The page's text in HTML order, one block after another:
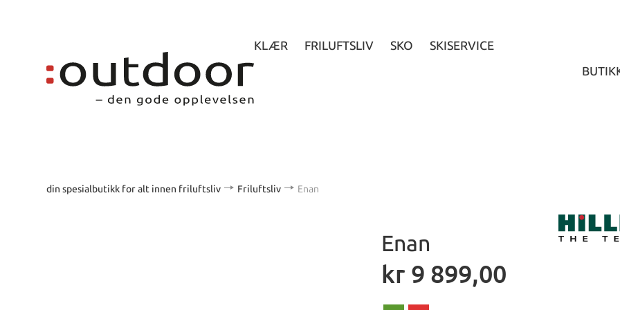
KLÆR FRILUFTSLIV SKO
SKISERVICE
din spesialbutikk for alt innen friluftsliv Friluftsliv Enan
Enan
kr 9 899,00